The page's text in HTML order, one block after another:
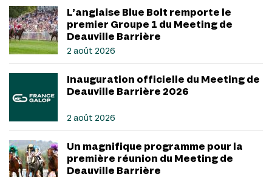
L’anglaise Blue Bolt remporte le
premier Groupe 1 du Meeting de
Deauville Barrière
2 août 2026
Inauguration officielle du Meeting de
Deauville Barrière 2026
2 août 2026
Un magnifique programme pour la
première réunion du Meeting de
Deauville Barrière